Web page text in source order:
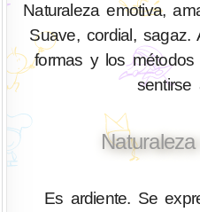
Naturaleza emotiva,
Suave, cordial,
formas y los
sentirse
Es ardiente. Se